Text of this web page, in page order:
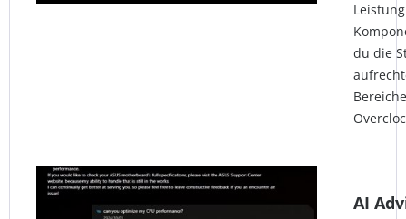
du die
AI